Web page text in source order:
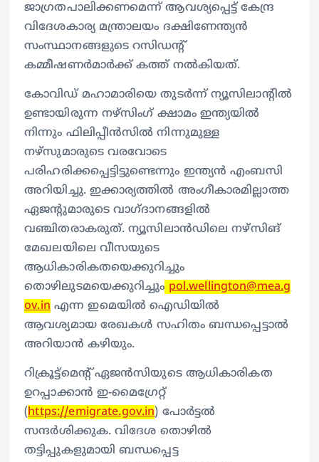
ജാഗ്രതപാലിക്കണമെന്ന് ആവശ്യപ്പെട്ട് കേന്ദ്ര
വിദേശകാര്യ മന്ത്രാലയം ദക്ഷിണേന്ത്യൻ
സംസ്ഥാനങ്ങളുടെ റസിഡന്റ്
കമ്മീഷണർമാർക്ക് കത്ത് നൽകിയത്.
കോവിഡ് മഹാമാരിയെ തുടർന്ന് ന്യൂസിലാന്റിൽ
ഉണ്ടായിരുന്ന നഴ്സിംഗ് ക്ഷാമം ഇന്ത്യയിൽ
നിന്നും ഫിലിപ്പീൻസിൽ നിന്നുമുള്ള
നഴ്സുമാരുടെ വരവോടെ
പരിഹരിക്കപ്പെട്ടിട്ടുണ്ടെന്നും ഇന്ത്യൻ എംബസി
അറിയിച്ചു. ഇക്കാര്യത്തിൽ അംഗീകാരമില്ലാത്ത
ഏജന്റുമാരുടെ വാഗ്ദാനങ്ങളിൽ
വഞ്ചിതരാകരുത്. ന്യൂസിലാൻഡിലെ നഴ്സിങ്
മേഖലയിലെ വീസയുടെ
ആധികാരികതയെക്കുറിച്ചും
തൊഴിലുടമയെക്കുറിച്ചും pol.wellington@mea.g
ov.inഎന്ന ഇമെയിൽ ഐഡിയിൽ
ആവശ്യമായ രേഖകൾ സഹിതം ബന്ധപ്പെട്ടാൽ
അറിയാൻ കഴിയും.
റിക്രൂട്ട്മെന്റ് ഏജൻസിയുടെ ആധികാരികത
ഉറപ്പാക്കാൻ ഇ-മൈഗ്രേറ്റ്
(https://emigrate.gov.in) പോർട്ടൽ
സന്ദർശിക്കുക. വിദേശ തൊഴിൽ
തട്ടിപ്പുകളുമായി ബന്ധപ്പെട്ട